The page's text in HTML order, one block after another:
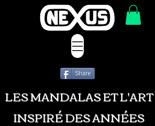
LES MANDALAS ET L'ART
INSPIRÉ DES ANNÉES
Share